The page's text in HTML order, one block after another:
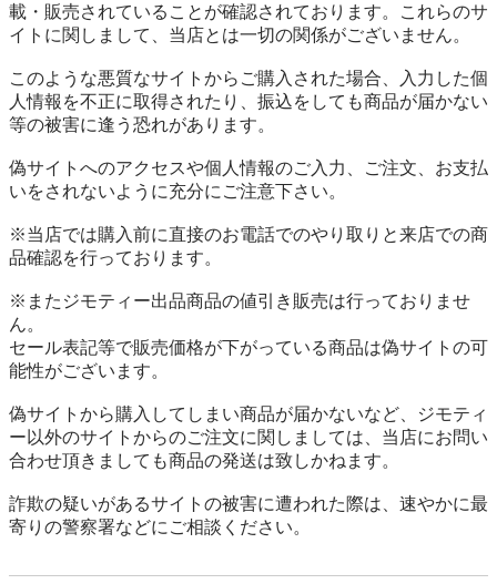
載・販売されていることが確認されております。これらのサ
イトに関しまして、当店とは一切の関係がございません。
このような悪質なサイトからご購入された場合、入力した個
人情報を不正に取得されたり、振込をしても商品が届かない
等の被害に逢う恐れがあります。
偽サイトへのアクセスや個人情報のご入力、ご注文、お支払
いをされないように充分にご注意下さい。
※当店では購入前に直接のお電話でのやり取りと来店での商
品確認を行っております。
※またジモティー出品商品の値引き販売は行っておりませ
ん。
セール表記等で販売価格が下がっている商品は偽サイトの可
能性がございます。
偽サイトから購入してしまい商品が届かないなど、ジモティ
ー以外のサイトからのご注文に関しましては、当店にお問い
合わせ頂きましても商品の発送は致しかねます。
詐欺の疑いがあるサイトの被害に遭われた際は、速やかに最
寄りの警察署などにご相談ください。